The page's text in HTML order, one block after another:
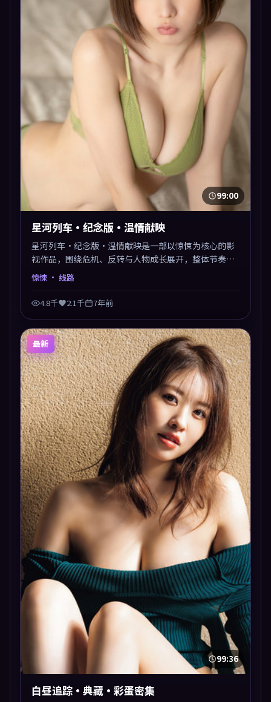
99:00
星河列车·纪念版·温情献映
星河列车·纪念版·温情献映是一部以惊悚为核心的影
视作品，围绕危机、反转与人物成长展开，整体节奏紧
凑，值得推荐观看。
惊悚 · 线路
4.8千 2.1千 7年前
最新
99:36
白昼追踪·典藏·彩蛋密集